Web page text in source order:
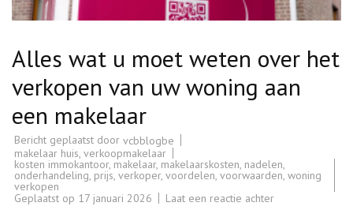
Alles wat u moet weten over het
verkopen van uw woning aan
een makelaar
Bericht geplaatst door vcbblogbe
makelaar huis, verkoopmakelaar
kosten immokantoor, makelaar, makelaarskosten, nadelen,
onderhandeling, prijs, verkoper, voordelen, voorwaarden, woning
verkopen
Geplaatst op 17 januari 2026 Laat een reactie achterop